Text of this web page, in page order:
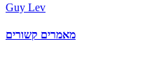
Guy Lev
מאמרים קשורים